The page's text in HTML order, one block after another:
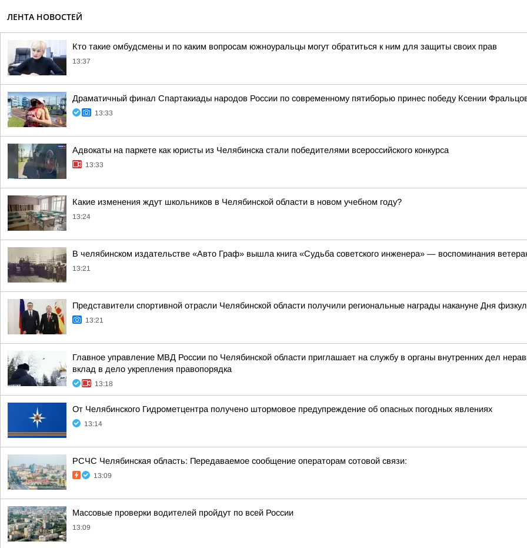
ЛЕНТА НОВОСТЕЙ
Кто такие омбудсмены и по каким вопросам южноуральцы могут обратиться к ним для защиты своих прав
13:37
Драматичный финал Спартакиады народов России по современному пятиборью принес победу Ксении
13:33
Адвокаты на паркете как юристы из Челябинска стали победителями всероссийского конкурса
13:33
Какие изменения ждут школьников в Челябинской области в новом учебном году?
13:24
В челябинском издательстве «Авто Граф» вышла книга «Судьба советского инженера» — воспоминания
13:21
Представители спортивной отрасли Челябинской области получили региональные награды накануне Дня
13:21
Главное управление МВД России по Челябинской области приглашает на службу в органы внутренних дел
вклад в дело укрепления правопорядка
13:18
От Челябинского Гидрометцентра получено штормовое предупреждение об опасных погодных явлениях
13:14
РСЧС Челябинская область: Передаваемое сообщение операторам сотовой связи:
13:09
Массовые проверки водителей пройдут по всей России
13:09